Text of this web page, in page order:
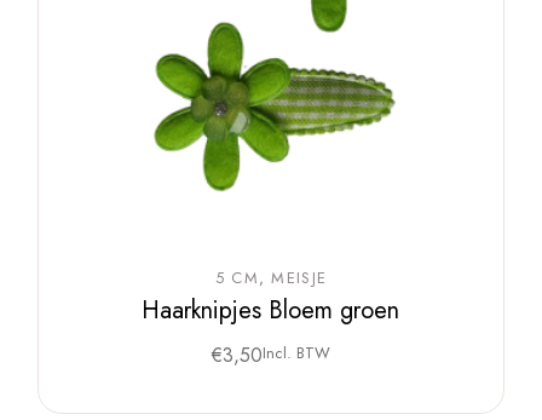
5 CM MEISJE
Haarknipjes Bloem groen
€3,50Incl. BTW